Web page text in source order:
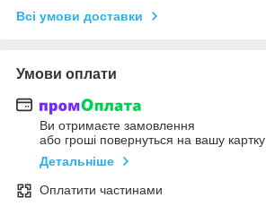
Всі умови доставки
Умови оплати
Ви отримаєте замовлення
або гроші повернуться на вашу картку
Детальніше
Оплатити частинами